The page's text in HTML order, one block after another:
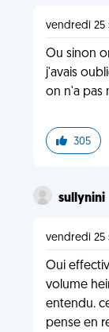
vendredi 25
Ou sinon
j'avais
on n'a pas
305
sullynini
vendredi 25
Oui
volume
entendu.
pense en